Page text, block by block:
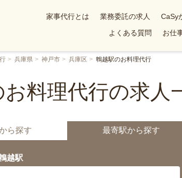
家事代行とは 業務委託の求人 CaSy
よくある質問
お仕
兵庫県 神戸市 兵庫区 鵯越駅のお料理代行
料理代行の求人
ら探す 最寄駅から探す
越駅